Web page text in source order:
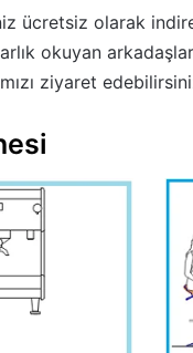
ücretsiz olarak
okuyan
ziyaret